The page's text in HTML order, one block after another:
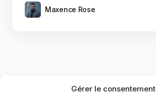
Gérer le consentement
Maxence Rose